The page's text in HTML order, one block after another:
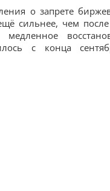
о запрете
сильнее, чем
медленное
с конца